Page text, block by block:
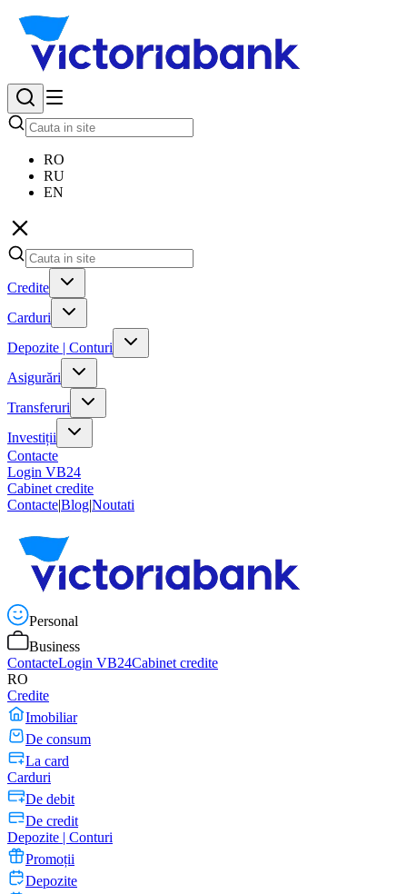
RO
RU
EN
Credite
Carduri
Depozite | Conturi
Asigurări
Transferuri
Investiții
Contacte
Login VB24
Cabinet credite
Contacte|Blog|Noutati
Personal
Business
ContacteLogin VB24Cabinet credite
RO
Credite
Imobiliar
De consum
La card
Carduri
De debit
De credit
Depozite | Conturi
Promoții
Depozite